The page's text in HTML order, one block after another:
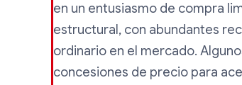
en un entusiasmo de compra
estructural, con abundantes
ordinario en el mercado.
concesiones de precio para